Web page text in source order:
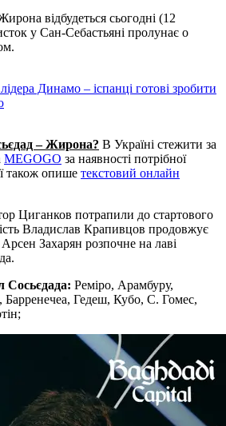
відбудеться сьогодні (12
у Сан-Себастьяні пролунає о
Динамо – іспанці готові зробити
– Жирона? В Україні стежити за
MEGOGO за наявності потрібної
також опише текстовий онлайн
Циганков потрапили до стартового
Владислав Крапивцов продовжує
Захарян розпочне на лаві
Сосьєдада: Реміро, Арамбуру,
Барренечеа, Гедеш, Кубо, С. Гомес,